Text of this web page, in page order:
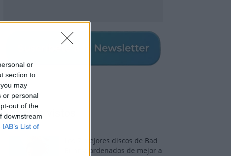
or
section to
may
or personal
out of the
downstream
IAB’s List of
Los más vistos
Los 7 mejores discos de Bad
Bunny, ordenados de mejor a